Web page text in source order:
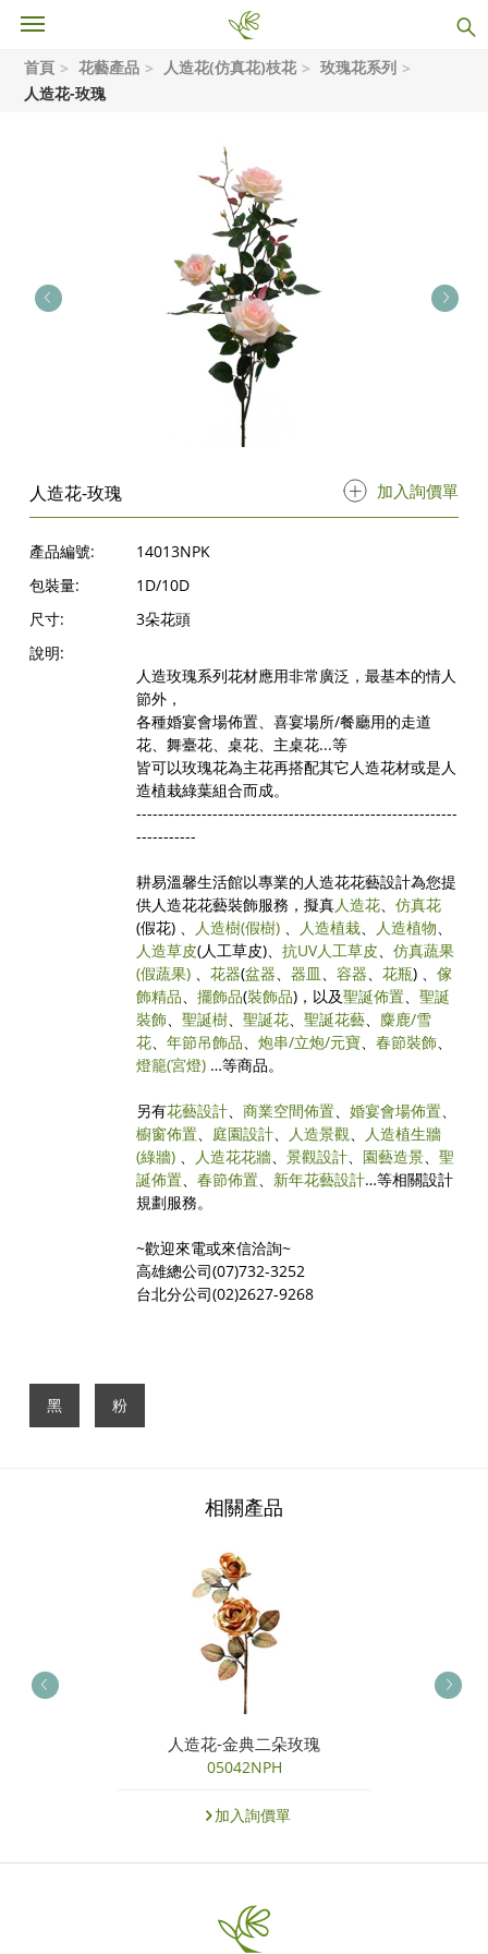
首頁 花藝產品 人造花(仿真花)枝花
玫瑰花系列
人造花-玫瑰
人造花-玫瑰 加入詢價單
產品編號:
14013NPK
包裝量:
1D/10D
尺寸:
3朵花頭
說明:
人造玫瑰系列花材應用非常廣泛，最基本的情人
節外，
各種婚宴會場佈置、喜宴場所/餐廳用的走道
花、舞臺花、桌花、主桌花...等
皆可以玫瑰花為主花再搭配其它人造花材或是人
造植栽綠葉組合而成。
-----------------------------------------------------------
-----------
耕易溫馨生活館以專業的人造花花藝設計為您提
供人造花花藝裝飾服務，擬真人造花、仿真花
(假花) 、 人造樹(假樹) 、 人造植栽、 人造植物、
人造草皮(人工草皮)、抗UV人工草皮、仿真蔬果
(假蔬果) 、花器(盆器、器皿、容器、花瓶) 、傢
飾精品、擺飾品(裝飾品)，以及聖誕佈置、聖誕
裝飾、聖誕樹、聖誕花、聖誕花藝、 麋鹿/雪
花、年節吊飾品、炮串/立炮/元寶、春節裝飾、
燈籠(宮燈) …等商品。
另有花藝設計、商業空間佈置、婚宴會場佈置、
櫥窗佈置、 庭園設計、 人造景觀、 人造植生牆
(綠牆) 、 人造花花牆、景觀設計、 園藝造景、聖
誕佈置、春節佈置、 新年花藝設計…等相關設計
規劃服務。
~歡迎來電或來信洽詢~
高雄總公司(07)732-3252
台北分公司(02)2627-9268
黑 粉
相關產品
人造花-金典二朵玫瑰
05042NPH
加入詢價單